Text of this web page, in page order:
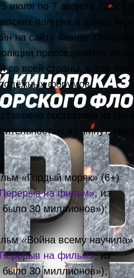
июля по 7 августа 2022 г. в
лагерях и домах
на сайте Фонда.
присоединятся не
со всей страны, в том
форумов.
программа из трёх
40 минут,
«Гордый моряк» (6+)
на фильм», из
было 30 миллионов»);
«Война всему
на фильм», из
было 30 миллионов»);